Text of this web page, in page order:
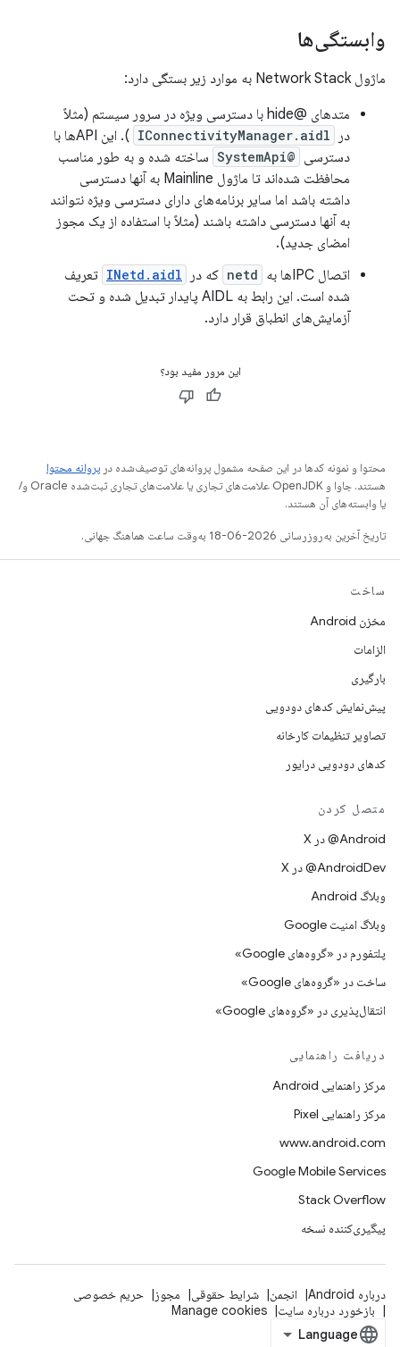
وابستگی‌ها
ماژول Network Stack به موارد زیر بستگی دارد:
متدهای @hide با دسترسی ویژه در سرور سیستم (مثلاً
در
IConnectivityManager.aidl
). این APIها با
دسترسی @SystemApi
ساخته شده و به طور مناسب
محافظت شده‌اند تا ماژول Mainline به آنها دسترسی
داشته باشد اما سایر برنامه‌های دارای دسترسی ویژه نتوانند
به آنها دسترسی داشته باشند (مثلاً با استفاده از یک مجوز
امضای جدید).
اتصال IPCها به
netd که در INetd.aidl تعریف
شده است. این رابط به AIDL پایدار تبدیل شده و تحت
آزمایش‌های انطباق قرار دارد.
این مرور مفید بود؟
محتوا و نمونه کدها در این صفحه مشمول پروانه‌های توصیف‌شده در پروانه محتوا
هستند. جاوا و OpenJDK علامت‌های تجاری یا علامت‌های تجاری ثبت‌شده Oracle و/
یا وابسته‌های آن هستند.
تاریخ آخرین به‌روزرسانی 2026-06-18 به‌وقت ساعت هماهنگ جهانی.
ساخت
مخزن Android
الزامات
بارگیری
پیش‌نمایش کدهای دودویی
تصاویر تنظیمات کارخانه
کدهای دودویی درایور
متصل کردن
‫‎@Android در X
‫‎@AndroidDev در X
وبلاگ Android
وبلاگ امنیت Google
پلتفورم در «گروه‌های Google»
ساخت در «گروه‌های Google»
انتقال‌پذیری در «گروه‌های Google»
دریافت راهنمایی
مرکز راهنمایی Android
مرکز راهنمایی Pixel
www.android.com
Google Mobile Services
Stack Overflow
پیگیری‌کننده نسخه
درباره Android انجمن شرایط حقوقی مجوز
حریم خصوصی
بازخورد درباره سایت
Manage cookies